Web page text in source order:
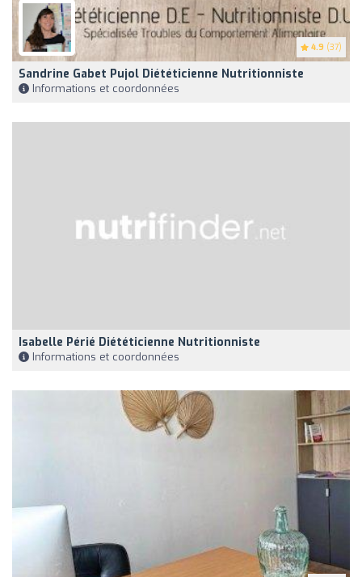
4.9 (37)
Sandrine Gabet Pujol Diététicienne Nutritionniste
Informations et coordonnées
Isabelle Périé Diététicienne Nutritionniste
Informations et coordonnées